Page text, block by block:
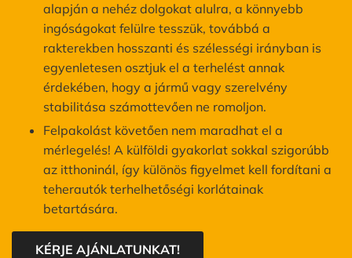
alapján a nehéz dolgokat alulra, a könnyebb
ingóságokat felülre tesszük, továbbá a
rakterekben hosszanti és szélességi irányban is
egyenletesen osztjuk el a terhelést annak
érdekében, hogy a jármű vagy szerelvény
stabilitása számottevően ne romoljon.
Felpakolást követően nem maradhat el a
mérlegelés! A külföldi gyakorlat sokkal szigorúbb
az itthoninál, így különös figyelmet kell fordítani a
teherautók terhelhetőségi korlátainak
betartására.
KÉRJE AJÁNLATUNKAT!